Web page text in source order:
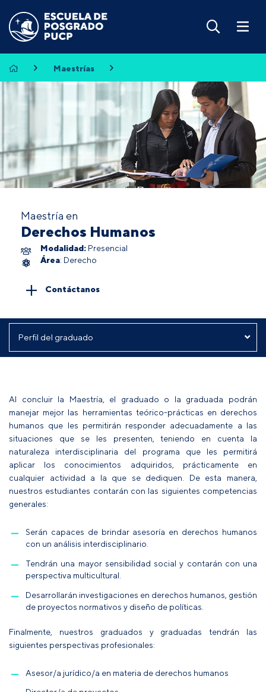
Maestrías
Maestría en
Derechos Humanos
Modalidad: Presencial
Área: Derecho
Contáctanos
Al concluir la Maestría, el graduado o la graduada podrán
manejar mejor las herramientas teórico-prácticas en derechos
humanos que les permitirán responder adecuadamente a las
situaciones que se les presenten, teniendo en cuenta la
naturaleza interdisciplinaria del programa que les permitirá
aplicar los conocimientos adquiridos, prácticamente en
cualquier actividad a la que se dediquen. De esta manera,
nuestros estudiantes contarán con las siguientes competencias
generales:
Serán capaces de brindar asesoría en derechos humanos
con un análisis interdisciplinario.
Tendrán una mayor sensibilidad social y contarán con una
perspectiva multicultural.
Desarrollarán investigaciones en derechos humanos, gestión
de proyectos normativos y diseño de políticas.
Finalmente, nuestros graduados y graduadas tendrán las
siguientes perspectivas profesionales:
Asesor/a jurídico/a en materia de derechos humanos